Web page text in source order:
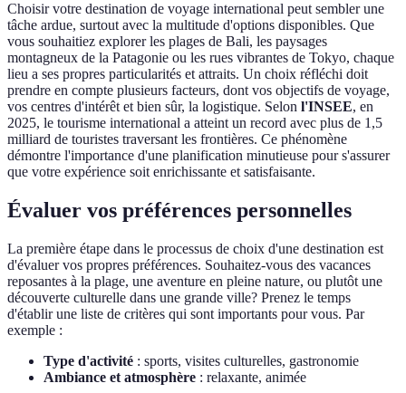
Choisir votre destination de voyage international peut sembler une
tâche ardue, surtout avec la multitude d'options disponibles. Que
vous souhaitiez explorer les plages de Bali, les paysages
montagneux de la Patagonie ou les rues vibrantes de Tokyo, chaque
lieu a ses propres particularités et attraits. Un choix réfléchi doit
prendre en compte plusieurs facteurs, dont vos objectifs de voyage,
vos centres d'intérêt et bien sûr, la logistique. Selon l'INSEE, en
2025, le tourisme international a atteint un record avec plus de 1,5
milliard de touristes traversant les frontières. Ce phénomène
démontre l'importance d'une planification minutieuse pour s'assurer
que votre expérience soit enrichissante et satisfaisante.
Évaluer vos préférences personnelles
La première étape dans le processus de choix d'une destination est
d'évaluer vos propres préférences. Souhaitez-vous des vacances
reposantes à la plage, une aventure en pleine nature, ou plutôt une
découverte culturelle dans une grande ville? Prenez le temps
d'établir une liste de critères qui sont importants pour vous. Par
exemple :
Type d'activité : sports, visites culturelles, gastronomie
Ambiance et atmosphère : relaxante, animée